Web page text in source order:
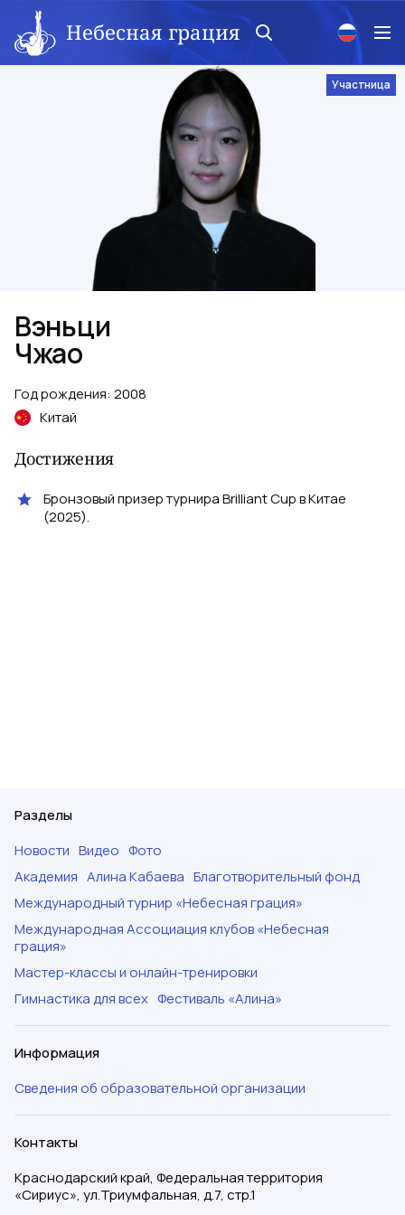
Небесная грация
Участница
Вэньци
Чжао
Год рождения: 2008
Китай
Достижения
Бронзовый призер турнира Brilliant Cup в Китае
(2025).
Разделы
Новости Видео Фото
Академия Алина Кабаева Благотворительный фонд
Международный турнир «Небесная грация»
Международная Ассоциация клубов «Небесная
грация»
Мастер-классы и онлайн-тренировки
Гимнастика для всех Фестиваль «Алина»
Информация
Сведения об образовательной организации
Контакты
Краснодарский край, Федеральная территория
«Сириус», ул.Триумфальная, д.7, стр.1